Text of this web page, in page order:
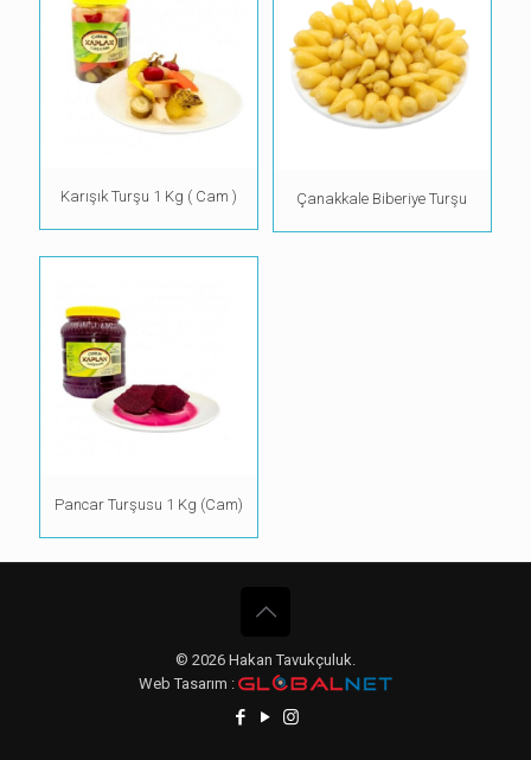
Karışık Turşu 1 Kg ( Cam ) Çanakkale Biberiye Turşu
Pancar Turşusu 1 Kg (Cam)
© 2026 Hakan Tavukçuluk.
Web Tasarım :